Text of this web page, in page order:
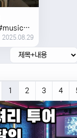
2025.08.29
1 2 3 4